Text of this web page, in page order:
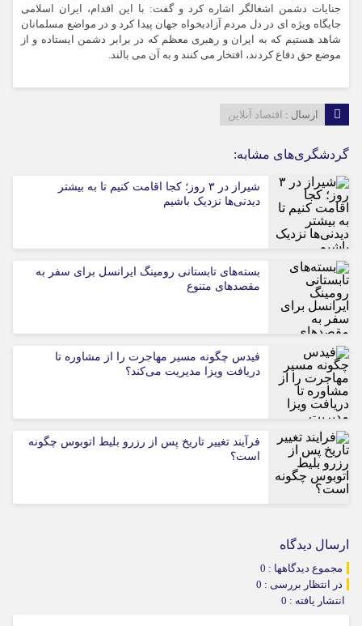
جنایات دشمن اشغالگر اشاره کرد و گفت: با این اقدام، ایران اسلامی
جایگاه ویژه ای در دل مردم آزادیخواه جهان پیدا کرد و در مواضع مسلمانان
شاهد هستیم که به ایران و رهبری معظم که در برابر دشمن ایستاده و از
موضع حق دفاع کردند، افتخار می کنند و به آن می بالند.
ارسال : اقتصاد آنلاین
گردشگری‌های مشابه:
شیراز در ۳ روز؛ کجا اقامت کنیم تا به بیشتر
دیدنی‌ها نزدیک باشیم
بسته‌های تابستانی رومینگ ایرانسل برای سفر به
مقصدهای متنوع
فیدس چگونه مسیر مهاجرت را از مشاوره تا
دریافت ویزا مدیریت می‌کند؟
فرآیند تغییر تاریخ پس از رزرو بلیط اتوبوس چگونه
است؟
ارسال دیدگاه
مجموع دیدگاهها : 0
در انتظار بررسی : 0
انتشار یافته : 0